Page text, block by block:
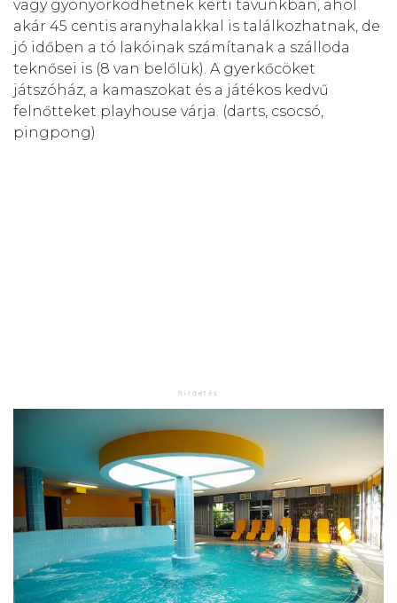
vagy gyönyörködhetnek kerti tavunkban, ahol
akár 45 centis aranyhalakkal is találkozhatnak, de
jó időben a tó lakóinak számítanak a szálloda
teknősei is (8 van belőlük). A gyerkőcöket
játszóház, a kamaszokat és a játékos kedvű
felnőtteket playhouse várja. (darts, csocsó,
pingpong)